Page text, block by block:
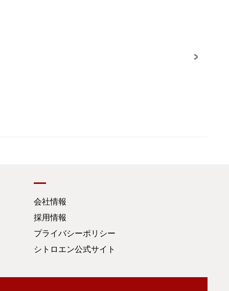
会社情報
採用情報
プライバシーポリシー
シトロエン公式サイト